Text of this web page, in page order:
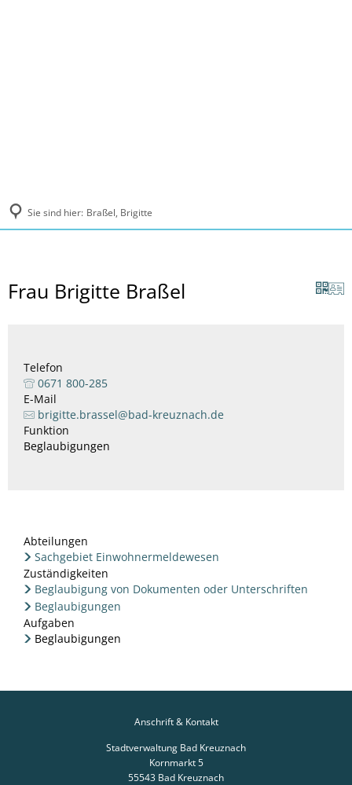
Sie sind hier: Braßel, Brigitte
Frau Brigitte Braßel
Telefon
0671 800-285
E-Mail
brigitte.brassel@bad-kreuznach.de
Funktion
Beglaubigungen
Abteilungen
Sachgebiet Einwohnermeldewesen
Zuständigkeiten
Beglaubigung von Dokumenten oder Unterschriften
Beglaubigungen
Aufgaben
Beglaubigungen
Anschrift & Kontakt
Stadtverwaltung Bad Kreuznach
Kornmarkt 5
55543 Bad Kreuznach